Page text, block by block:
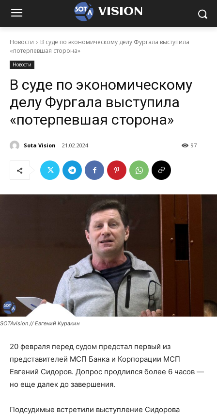
VISION
Новости
В суде по экономическому делу Фургала выступила
«потерпевшая сторона»
Новости
В суде по экономическому
делу Фургала выступила
«потерпевшая сторона»
Sota Vision 21.02.2024 97
SOTAvision // Евгений Куракин
20 февраля перед судом предстал первый из
представителей МСП Банка и Корпорации МСП
Евгений Сидоров. Допрос продлился более 6 часов —
но еще далек до завершения.
Подсудимые встретили выступление Сидорова